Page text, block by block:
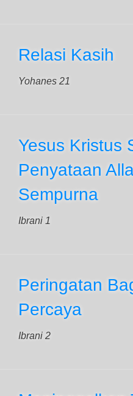
Relasi Kasih
Yohanes 21
Yesus Kristus
Penyataan
Sempurna
Ibrani 1
Peringatan
Percaya
Ibrani 2